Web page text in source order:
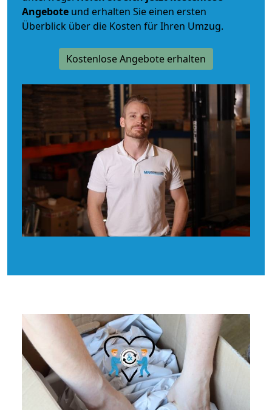
Angebote und erhalten Sie einen ersten
Überblick über die Kosten für Ihren Umzug.
Kostenlose Angebote erhalten